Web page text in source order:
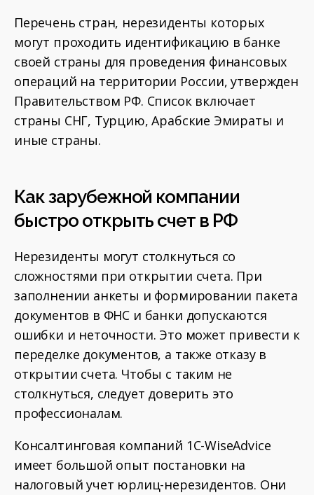
Перечень стран, нерезиденты которых
могут проходить идентификацию в банке
своей страны для проведения финансовых
операций на территории России, утвержден
Правительством РФ. Список включает
страны СНГ, Турцию, Арабские Эмираты и
иные страны.
Как зарубежной компании
быстро открыть счет в РФ
Нерезиденты могут столкнуться со
сложностями при открытии счета. При
заполнении анкеты и формировании пакета
документов в ФНС и банки допускаются
ошибки и неточности. Это может привести к
переделке документов, а также отказу в
открытии счета. Чтобы с таким не
столкнуться, следует доверить это
профессионалам.
Консалтинговая компаний 1С-WiseAdvice
имеет большой опыт постановки на
налоговый учет юрлиц-нерезидентов. Они